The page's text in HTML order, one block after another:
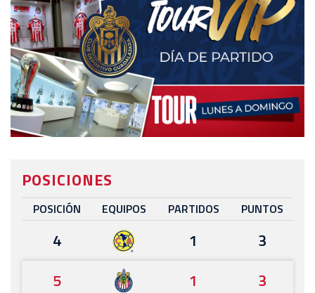
POSICIONES
POSICIÓN EQUIPOS PARTIDOS PUNTOS
4 1
3
5
1
3